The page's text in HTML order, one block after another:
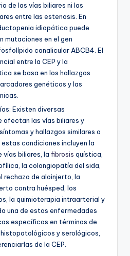
de las vías biliares ni las
entre las estenosis. En
idiopática puede
mutaciones en el gen
canalicular ABCB4. El
entre la CEP y la
se basa en los hallazgos
genéticos y las
Existen diversas
afectan las vías biliares y
y hallazgos similares a
estas condiciones incluyen la
vías biliares, la fibrosis quística,
la colangiopatía del sida,
rechazo de aloinjerto, la
contra huésped, los
la quimioterapia intraarterial y
una de estas enfermedades
específicas en términos de
y serológicos,
de la CEP.